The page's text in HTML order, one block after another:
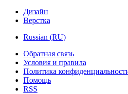
Дизайн
Верстка
Russian (RU)
Обратная связь
Условия и правила
Политика
Помощь
RSS